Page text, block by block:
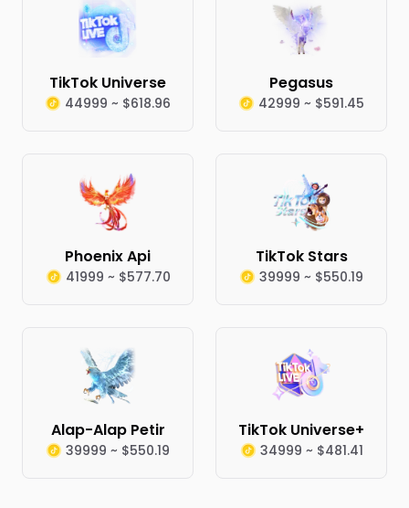
TikTok Universe
44999 ~ $618.96
Pegasus
42999 ~ $591.45
Phoenix Api
41999 ~ $577.70
TikTok Stars
39999 ~ $550.19
Alap-Alap Petir
39999 ~ $550.19
TikTok Universe+
34999 ~ $481.41